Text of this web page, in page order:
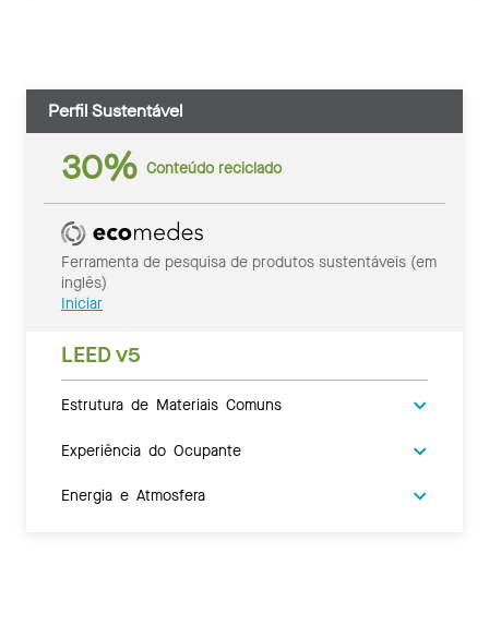
Perfil Sustentável
30% Conteúdo reciclado
Ferramenta de pesquisa de produtos sustentáveis (em
inglês)
Iniciar
LEED v5
Estrutura de Materiais Comuns
Experiência do Ocupante
Energia e Atmosfera